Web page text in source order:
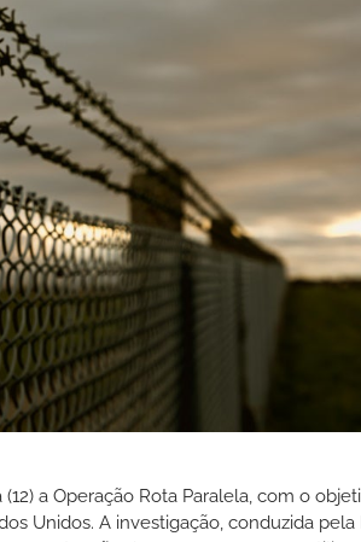
a Operação Rota Paralela, com o
Unidos. A investigação, conduzida